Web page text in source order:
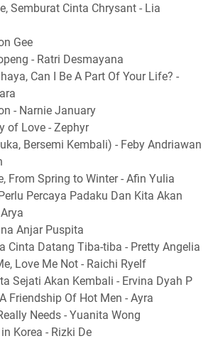
Semburat Cinta Chrysant - Lia
Gee
- Ratri Desmayana
Can I Be A Part Of Your Life? -
- Narnie January
of Love - Zephyr
Bersemi Kembali) - Feby Andriawan
From Spring to Winter - Afin Yulia
Percaya Padaku Dan Kita Akan
Anjar Puspita
Cinta Datang Tiba-tiba - Pretty Angelia
Love Me Not - Raichi Ryelf
Sejati Akan Kembali - Ervina Dyah P
Friendship Of Hot Men - Ayra
Needs - Yuanita Wong
Korea - Rizki De